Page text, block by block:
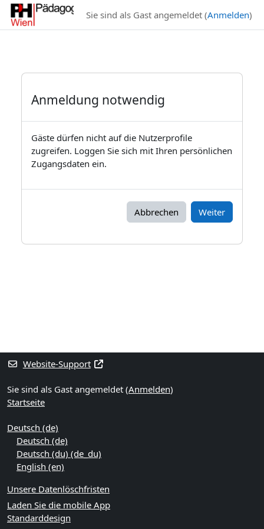
Zum Hauptinhalt
Sie sind als Gast angemeldet (Anmelden)
Anmeldung notwendig
Gäste dürfen nicht auf die Nutzerprofile
zugreifen. Loggen Sie sich mit Ihren persönlichen
Zugangsdaten ein.
Abbrechen Weiter
Website-Support
Sie sind als Gast angemeldet (Anmelden)
Startseite
Deutsch ‎(de)‎
Deutsch ‎(de)‎
Deutsch (du) ‎(de_du)‎
English ‎(en)‎
Unsere Datenlöschfristen
Laden Sie die mobile App
Standarddesign